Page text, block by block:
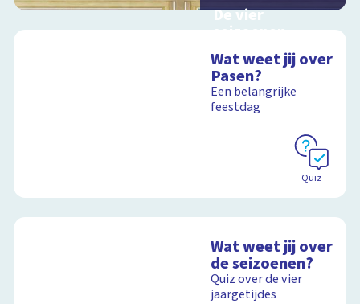
De vier
seizoenen
schoolplaat over de
seizoenen
Schoolplaat
Wat weet jij over
Pasen?
Een belangrijke
feestdag
Quiz
Wat weet jij over
de seizoenen?
Quiz over de vier
jaargetijdes